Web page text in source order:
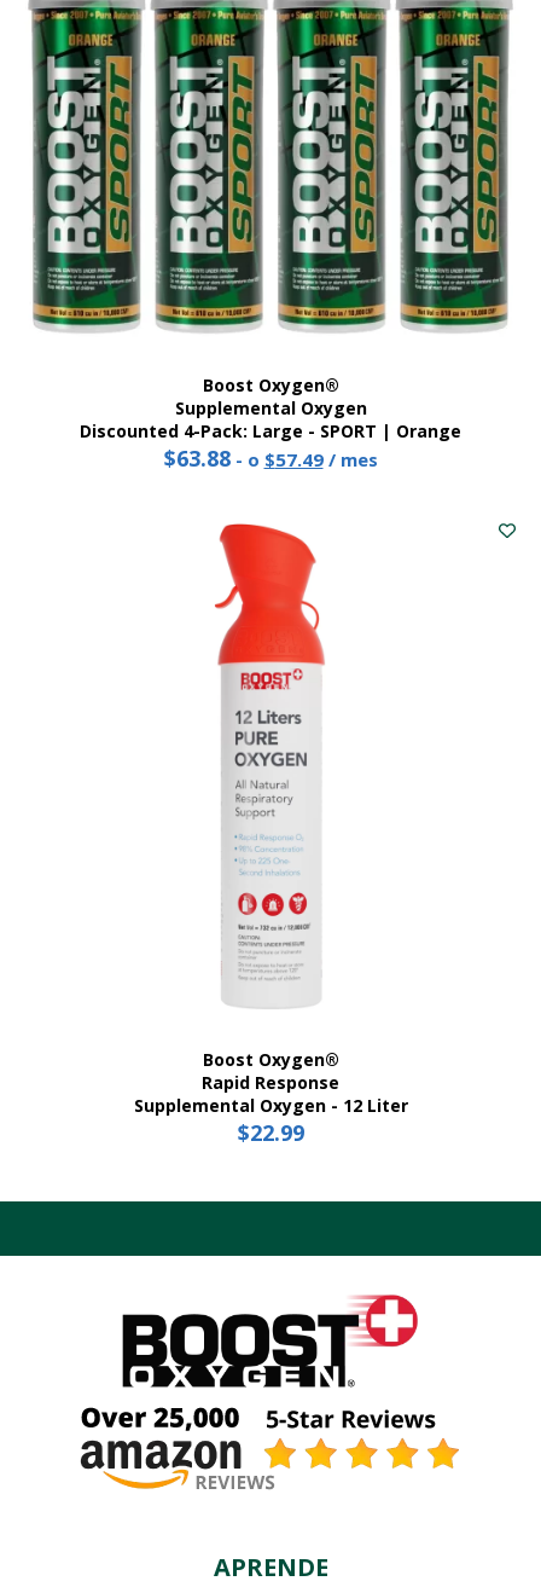
Boost Oxygen®
Supplemental Oxygen
Discounted 4-Pack: Large - SPORT | Orange
$63.88 - o Original
$63.88.
$57.49Current
/ mes
Boost Oxygen®
Rapid Response
Supplemental Oxygen - 12 Liter
$22.99
APRENDE